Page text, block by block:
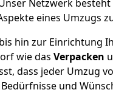
Netzwerk
eines Umzugs
hin zur Einrichtung
wie das Verpacken
dass jeder Umzug
und